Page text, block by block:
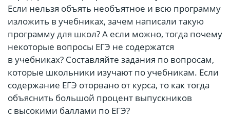
Если нельзя объять необъятное и всю программу
изложить в учебниках, зачем написали такую
программу для школ? А если можно, тогда почему
некоторые вопросы ЕГЭ не содержатся
в учебниках? Составляйте задания по вопросам,
которые школьники изучают по учебникам. Если
содержание ЕГЭ оторвано от курса, то как тогда
объяснить большой процент выпускников
с высокими баллами по ЕГЭ?